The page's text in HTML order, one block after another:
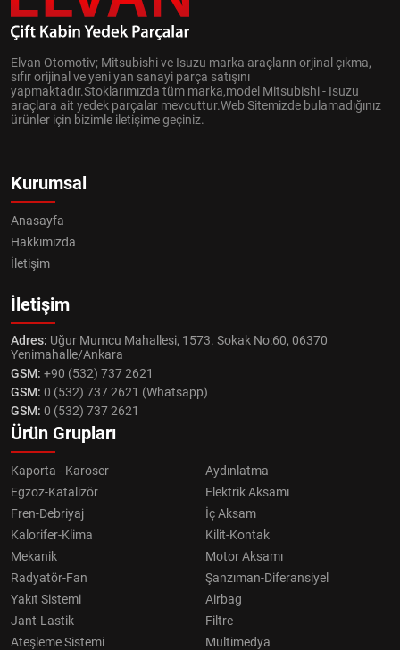
Elvan Otomotiv; Mitsubishi ve Isuzu marka araçların orjinal çıkma,
sıfır orijinal ve yeni yan sanayi parça satışını
yapmaktadır.Stoklarımızda tüm marka,model Mitsubishi - Isuzu
araçlara ait yedek parçalar mevcuttur.Web Sitemizde bulamadığınız
ürünler için bizimle iletişime geçiniz.
Kurumsal
Anasayfa
Hakkımızda
İletişim
İletişim
Adres: Uğur Mumcu Mahallesi, 1573. Sokak No:60, 06370
Yenimahalle/Ankara
GSM: +90 (532) 737 2621
GSM: 0 (532) 737 2621 (Whatsapp)
GSM: 0 (532) 737 2621
Ürün Grupları
Kaporta - Karoser
Aydınlatma
Egzoz-Katalizör
Elektrik Aksamı
Fren-Debriyaj
İç Aksam
Kalorifer-Klima
Kilit-Kontak
Mekanik
Motor Aksamı
Radyatör-Fan
Şanzıman-Diferansiyel
Yakıt Sistemi
Airbag
Jant-Lastik
Filtre
Ateşleme Sistemi
Multimedya